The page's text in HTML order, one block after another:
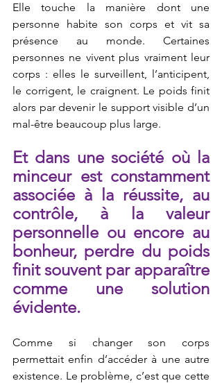
Elle touche la manière dont une
personne habite son corps et vit sa
présence au monde. Certaines
personnes ne vivent plus vraiment leur
corps : elles le surveillent, l’anticipent,
le corrigent, le craignent. Le poids finit
alors par devenir le support visible d’un
mal-être beaucoup plus large.
Et dans une société où la
minceur est constamment
associée à la réussite, au
contrôle, à la valeur
personnelle ou encore au
bonheur, perdre du poids
finit souvent par apparaître
comme une solution
évidente.
Comme si changer son corps
permettait enfin d’accéder à une autre
existence. Le problème, c’est que cette